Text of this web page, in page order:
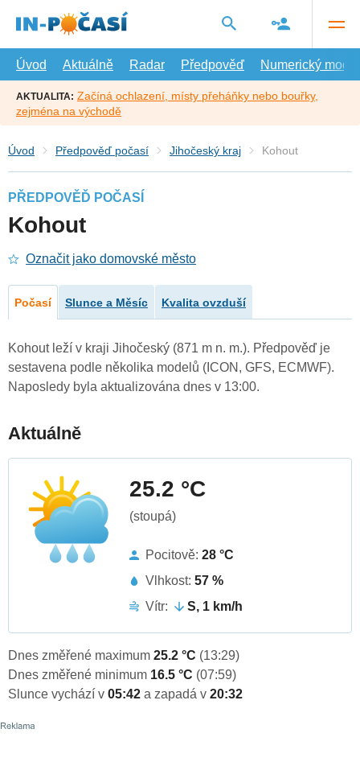
hlavní
Úvod
Aktuálně Radar Předpověď Numerický model
AKTUALITA: Začíná ochlazení, místy přeháňky nebo bouřky,
zejména na východě
Úvod Předpověď počasí Jihočeský kraj Kohout
PŘEDPOVĚĎ POČASÍ
Kohout
Označit jako domovské město
Počasí Slunce a Měsíc Kvalita ovzduší
Kohout leží v kraji Jihočeský (871 m n. m.). Předpověď je
sestavena podle několika modelů (ICON, GFS, ECMWF).
Naposledy byla aktualizována dnes v 13:00.
Aktuálně
25.2 °C
(stoupá)
Pocitově: 28 °C
Vlhkost: 57 %
Vítr:
S, 1 km/h
Dnes změřené maximum 25.2 °C (13:29)
Dnes změřené minimum 16.5 °C (07:59)
Slunce vychází v 05:42 a zapadá v 20:32